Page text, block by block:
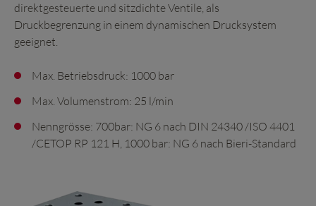
Kontakt
direktgesteuerte und sitzdichte Ventile, als
Druckbegrenzung in einem dynamischen Drucksystem
geeignet.
Max. Betriebsdruck: 1000 bar
Max. Volumenstrom: 25 l/min
Nenngrösse: 700bar: NG 6 nach DIN 24340 /ISO 4401
/CETOP RP 121 H, 1000 bar: NG 6 nach Bieri-Standard